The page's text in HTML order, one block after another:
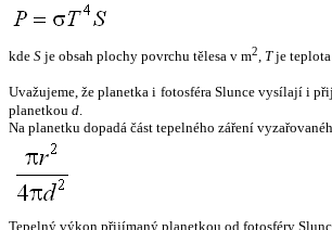
kde S je obsah plochy povrchu tělesa v m2, Tje teplota
Uvažujeme, že planetka i fotosféra Slunce vysílají i
planetkou d.
Na planetku dopadá část tepelného záření
Tepelný výkon přijímaný planetkou od fotosféry